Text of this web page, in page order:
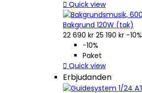
 Quick view
Bakgrund 120W (tak)
22 690 kr 25 190 kr −10%
−10%
Paket
 Quick view
Erbjudanden